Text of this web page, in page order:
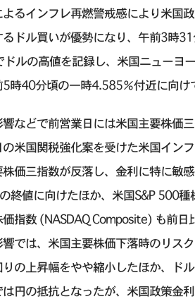
るインフレ再燃警戒感により米国
ドル買いが優勢になり、午前3時
ルの高値を記録し、米国ニューヨ
時40分頃の一時4.585％付近に向け
などで前営業日には米国主要株価
米国関税強化案を受けた米国イン
価三指数が反落し、金利に特に敏
終値に向けたほか、米国S&P 500
指数 (NASDAQ Composite) も前日
では、米国主要株価下落時のリス
の上昇幅をやや縮小したほか、ド
円の抵抗となったが、米国政策金